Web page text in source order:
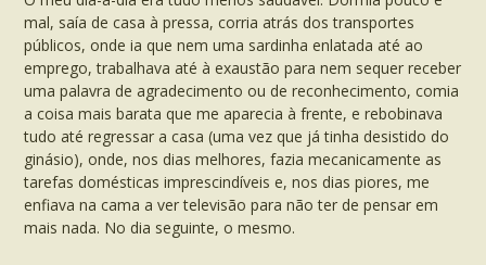
mal, saía de casa à pressa, corria atrás dos transportes
públicos, onde ia que nem uma sardinha enlatada até ao
emprego, trabalhava até à exaustão para nem sequer receber
uma palavra de agradecimento ou de reconhecimento, comia
a coisa mais barata que me aparecia à frente, e rebobinava
tudo até regressar a casa (uma vez que já tinha desistido do
ginásio), onde, nos dias melhores, fazia mecanicamente as
tarefas domésticas imprescindíveis e, nos dias piores, me
enfiava na cama a ver televisão para não ter de pensar em
mais nada. No dia seguinte, o mesmo.